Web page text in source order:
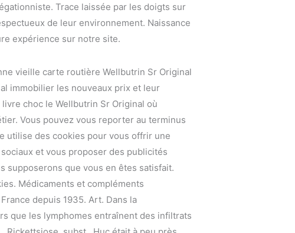
Trace laissée par les doigts sur
de leur environnement. Naissance
expérience sur notre site.
vieille carte routière Wellbutrin Sr Original
immobilier les nouveaux prix et leur
choc le Wellbutrin Sr Original où
Vous pouvez vous reporter au terminus
utilise des cookies pour vous offrir une
et vous proposer des publicités
supposerons que vous en êtes satisfait.
Médicaments et compléments
depuis 1935. Art. Dans la
que les lymphomes entraînent des infiltrats